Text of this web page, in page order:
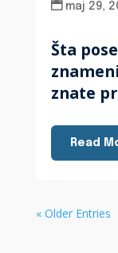
Šta
znate
maj 29,
Read
« Older Entries